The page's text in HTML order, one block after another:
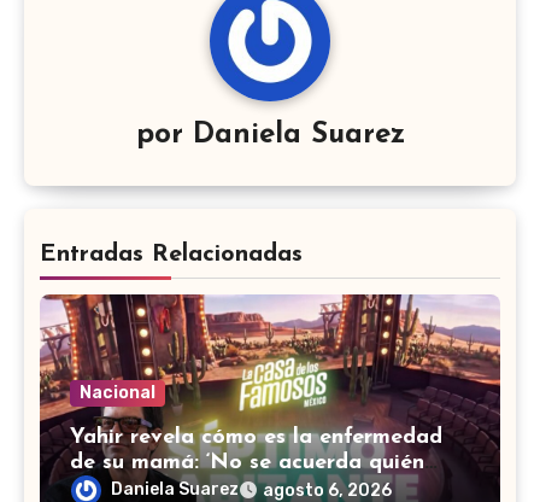
por Daniela Suarez
Entradas Relacionadas
Nacional
Yahir revela cómo es la enfermedad
de su mamá: ‘No se acuerda quién
soy, que canto’
Daniela Suarez agosto 6, 2026